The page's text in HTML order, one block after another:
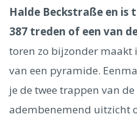
Ålesund
Parijs Tokio Amsterdam
Singapore
Rome Berlijn
Dublin
Hong Kong
Halde Beckstraße en is
387 treden of een van
toren zo bijzonder maakt
van een pyramide.
je de twee trappen van
adembenemend uitzicht